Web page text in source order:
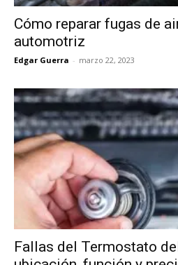
Cómo reparar fugas de
automotriz
Edgar Guerra - marzo 22, 2023
Fallas del Termostato